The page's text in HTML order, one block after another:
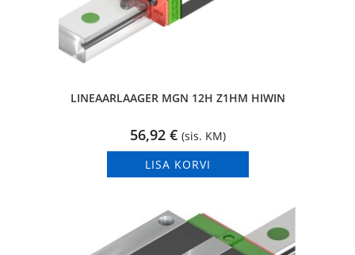
LINEAARLAAGER MGN 12H Z1HM HIWIN
56,92 € (sis. KM)
LISA KORVI